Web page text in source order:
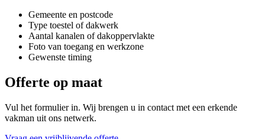
Gemeente en postcode
Type toestel of dakwerk
Aantal kanalen of dakoppervlakte
Foto van toegang en werkzone
Gewenste timing
Offerte op maat
Vul het formulier in. Wij brengen u in contact met een erkende
vakman uit ons netwerk.